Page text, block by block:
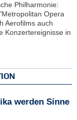
Philharmonie:
Opera
Aerofilms auch
Konzertereignisse in
werden Sinne